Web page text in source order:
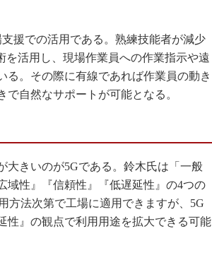
援での活用である。熟練技能者が減少
活用し、現場作業員への作業指示や遠
る。その際に有線であれば作業員の動き
自然なサポートが可能となる。
きいのが5Gである。鈴木氏は「一般
域性』『信頼性』『低遅延性』の4つの
方法次第で工場に適用できますが、5G
性』の観点で利用用途を拡大できる可能